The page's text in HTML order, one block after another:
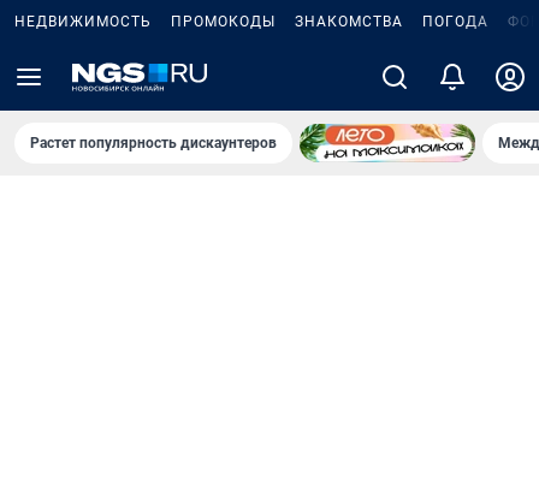
НЕДВИЖИМОСТЬ ПРОМОКОДЫ ЗНАКОМСТВА ПОГОДА
Растет популярность дискаунтеров